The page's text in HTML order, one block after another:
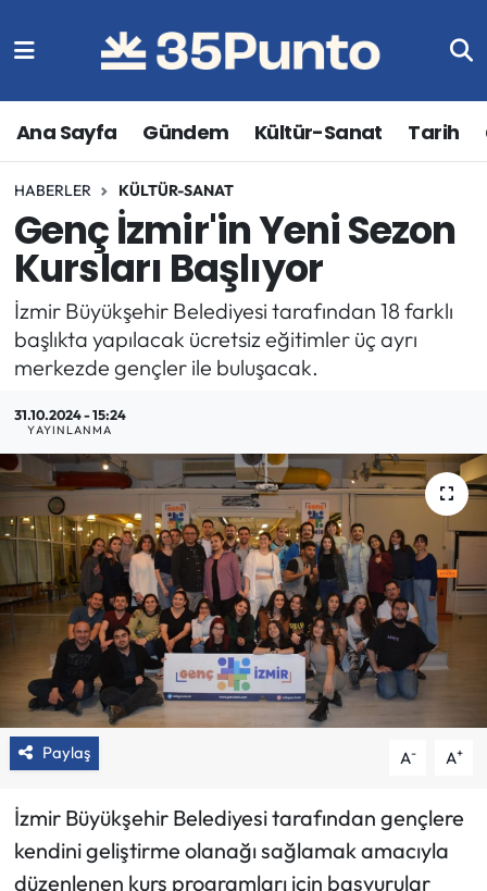
Ana Sayfa Gündem Kültür-Sanat Tarih
HABERLER KÜLTÜR-SANAT
Genç İzmir'in Yeni Sezon
Kursları Başlıyor
İzmir Büyükşehir Belediyesi tarafından 18 farklı
başlıkta yapılacak ücretsiz eğitimler üç ayrı
merkezde gençler ile buluşacak.
31.10.2024 - 15:24
YAYINLANMA
Paylaş A- A+
İzmir Büyükşehir Belediyesi tarafından gençlere
kendini geliştirme olanağı sağlamak amacıyla
düzenlenen kurs programları için başvurular